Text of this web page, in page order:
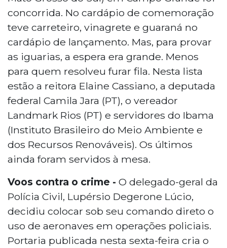
concorrida. No cardápio de comemoração
teve carreteiro, vinagrete e guaraná no
cardápio de lançamento. Mas, para provar
as iguarias, a espera era grande. Menos
para quem resolveu furar fila. Nesta lista
estão a reitora Elaine Cassiano, a deputada
federal Camila Jara (PT), o vereador
Landmark Rios (PT) e servidores do Ibama
(Instituto Brasileiro do Meio Ambiente e
dos Recursos Renováveis). Os últimos
ainda foram servidos à mesa.
Voos contra o crime - O delegado-geral da
Polícia Civil, Lupérsio Degerone Lúcio,
decidiu colocar sob seu comando direto o
uso de aeronaves em operações policiais.
Portaria publicada nesta sexta-feira cria o